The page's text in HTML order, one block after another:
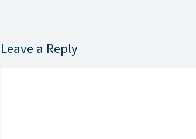
Leave a Reply